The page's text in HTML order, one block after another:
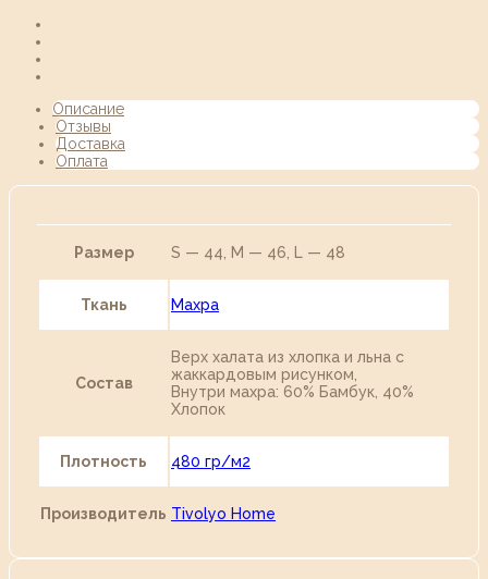
Описание
Отзывы
Доставка
Оплата
Размер S — 44, M — 46, L — 48
Ткань Махра
Состав
Верх халата из хлопка и льна с
жаккардовым рисунком,
Внутри махра: 60% Бамбук, 40%
Хлопок
Плотность 480 гр/м2
Производитель Tivolyo Home